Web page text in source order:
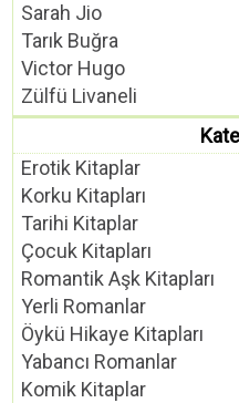
Sarah Jio
Tarık Buğra
Victor Hugo
Zülfü Livaneli
Erotik Kitaplar
Korku Kitapları
Tarihi Kitaplar
Çocuk Kitapları
Romantik Aşk Kitapları
Yerli Romanlar
Öykü Hikaye Kitapları
Yabancı Romanlar
Komik Kitaplar